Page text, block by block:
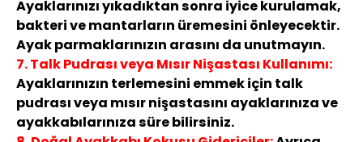
Ayaklarınızı yıkadıktan sonra iyice kurulamak,
bakteri ve mantarların üremesini önleyecektir.
Ayak parmaklarınızın arasını da unutmayın.
7. Talk Pudrası veya Mısır Nişastası Kullanımı:
Ayaklarınızın terlemesini emmek için talk
pudrası veya mısır nişastasını ayaklarınıza ve
ayakkabılarınıza süre bilirsiniz.